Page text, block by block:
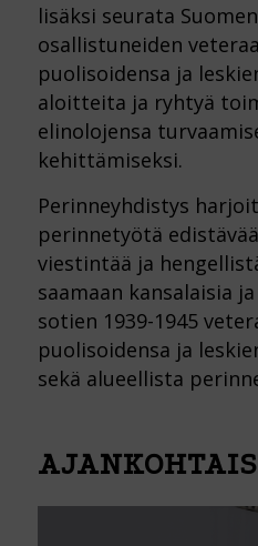
lisäksi seurata
osallistuneiden
puolisoidensa ja
aloitteita ja ryhtyä
elinolojensa
kehittämiseksi.
Perinneyhdistys
perinnetyötä
viestintää ja
saamaan kansalaisia
sotien 1939-1945
puolisoidensa ja
sekä alueellista